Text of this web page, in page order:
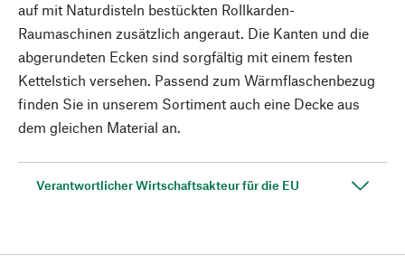
auf mit Naturdisteln bestückten Rollkarden-
Raumaschinen zusätzlich angeraut. Die Kanten und die
abgerundeten Ecken sind sorgfältig mit einem festen
Kettelstich versehen. Passend zum Wärmflaschenbezug
finden Sie in unserem Sortiment auch eine Decke aus
dem gleichen Material an.
Verantwortlicher Wirtschaftsakteur für die EU